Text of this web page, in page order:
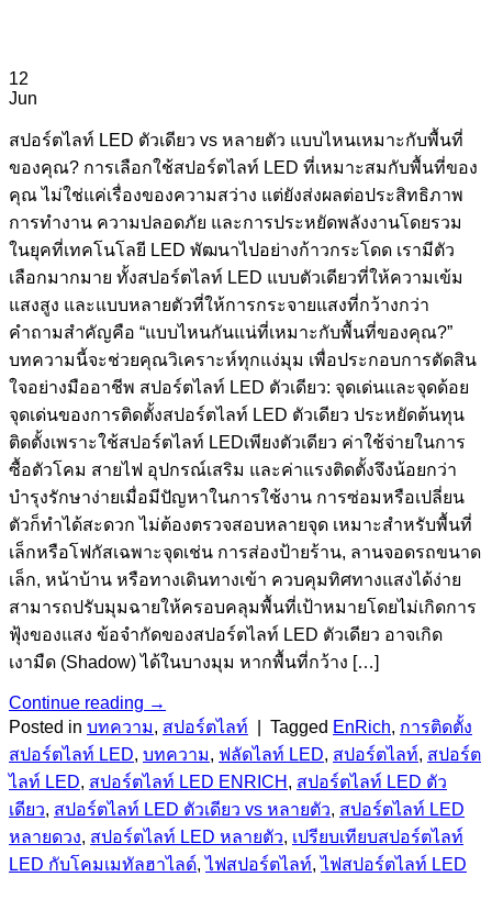
12
Jun
สปอร์ตไลท์ LED ตัวเดียว vs หลายตัว แบบไหนเหมาะกับพื้นที่
ของคุณ? การเลือกใช้สปอร์ตไลท์ LED ที่เหมาะสมกับพื้นที่ของ
คุณ ไม่ใช่แค่เรื่องของความสว่าง แต่ยังส่งผลต่อประสิทธิภาพ
การทำงาน ความปลอดภัย และการประหยัดพลังงานโดยรวม
ในยุคที่เทคโนโลยี LED พัฒนาไปอย่างก้าวกระโดด เรามีตัว
เลือกมากมาย ทั้งสปอร์ตไลท์ LED แบบตัวเดียวที่ให้ความเข้ม
แสงสูง และแบบหลายตัวที่ให้การกระจายแสงที่กว้างกว่า
คำถามสำคัญคือ “แบบไหนกันแน่ที่เหมาะกับพื้นที่ของคุณ?”
บทความนี้จะช่วยคุณวิเคราะห์ทุกแง่มุม เพื่อประกอบการตัดสิน
ใจอย่างมืออาชีพ สปอร์ตไลท์ LED ตัวเดียว: จุดเด่นและจุดด้อย
จุดเด่นของการติดตั้งสปอร์ตไลท์ LED ตัวเดียว ประหยัดต้นทุน
ติดตั้งเพราะใช้สปอร์ตไลท์ LEDเพียงตัวเดียว ค่าใช้จ่ายในการ
ซื้อตัวโคม สายไฟ อุปกรณ์เสริม และค่าแรงติดตั้งจึงน้อยกว่า
บำรุงรักษาง่ายเมื่อมีปัญหาในการใช้งาน การซ่อมหรือเปลี่ยน
ตัวก็ทำได้สะดวก ไม่ต้องตรวจสอบหลายจุด เหมาะสำหรับพื้นที่
เล็กหรือโฟกัสเฉพาะจุดเช่น การส่องป้ายร้าน, ลานจอดรถขนาด
เล็ก, หน้าบ้าน หรือทางเดินทางเข้า ควบคุมทิศทางแสงได้ง่าย
สามารถปรับมุมฉายให้ครอบคลุมพื้นที่เป้าหมายโดยไม่เกิดการ
ฟุ้งของแสง ข้อจำกัดของสปอร์ตไลท์ LED ตัวเดียว อาจเกิด
เงามืด (Shadow) ได้ในบางมุม หากพื้นที่กว้าง […]
Continue reading →
Posted in บทความ, สปอร์ตไลท์ Tagged EnRich, การติดตั้ง
สปอร์ตไลท์ LED, บทความ, ฟลัดไลท์ LED, สปอร์ตไลท์, สปอร์ต
ไลท์ LED, สปอร์ตไลท์ LED ENRICH , สปอร์ตไลท์ LED ตัว
เดียว, สปอร์ตไลท์ LED ตัวเดียว vs หลายตัว, สปอร์ตไลท์ LED
หลายดวง, สปอร์ตไลท์ LED หลายตัว, เปรียบเทียบสปอร์ตไลท์
LED กับโคมเมทัลฮาไลด์,ไฟสปอร์ตไลท์,ไฟสปอร์ตไลท์ LED